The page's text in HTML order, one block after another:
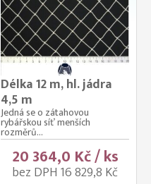
Délka 12 m, hl. jádra
4,5 m
Jedná se o zátahovou
rybářskou síť menších
rozměrů...
20 364,0 Kč / ks
bez DPH 16 829,8 Kč